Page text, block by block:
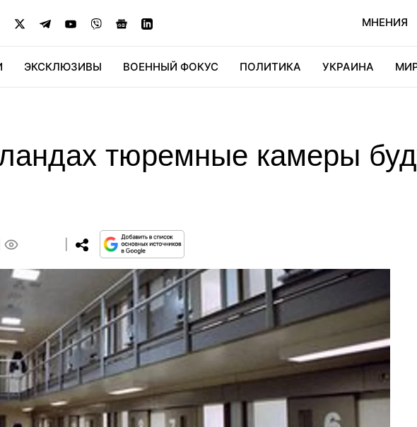
МНЕНИЯ
ЭКСКЛЮЗИВЫ ВОЕННЫЙ ФОКУС ПОЛИТИКА УКРАИНА
тюремные камеры